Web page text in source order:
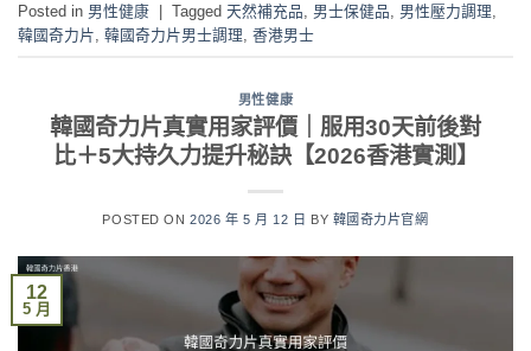
Posted in 男性健康 Tagged 天然補充品 男士保健品 男性壓力調理
韓國奇力片 韓國奇力片男士調理 香港男士
男性健康
韓國奇力片真實用家評價｜服用30天前後對
比＋5大持久力提升秘訣【2026香港實測】
POSTED ON2026 年 5 月 12 日 BY 韓國奇力片官網
12
5 月